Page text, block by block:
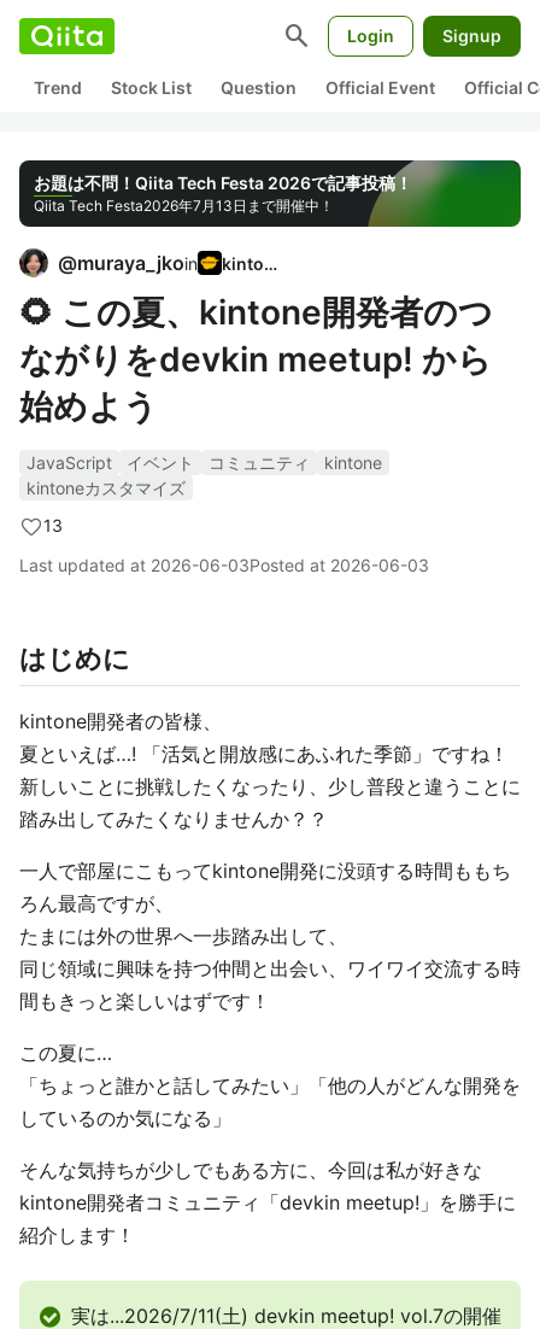
search Login Signup
Trend Stock List Question Official Event Official
お題は不問！Qiita Tech Festa 2026で記事投稿！
Qiita Tech Festa2026年7月13日まで開催中！
@muraya_jkoin kintone
🌻 この夏、kintone開発者のつ
ながりをdevkin meetup! から
始めよう
JavaScript イベント コミュニティ
kintone
kintoneカスタマイズ
13
Last updated at 2026-06-03Posted at 2026-06-03
はじめに
kintone開発者の皆様、
夏といえば…! 「活気と開放感にあふれた季節」ですね！
新しいことに挑戦したくなったり、少し普段と違うことに
踏み出してみたくなりませんか？？
一人で部屋にこもってkintone開発に没頭する時間ももち
ろん最高ですが、
たまには外の世界へ一歩踏み出して、
同じ領域に興味を持つ仲間と出会い、ワイワイ交流する時
間もきっと楽しいはずです！
この夏に…
「ちょっと誰かと話してみたい」「他の人がどんな開発を
しているのか気になる」
そんな気持ちが少しでもある方に、今回は私が好きな
kintone開発者コミュニティ「devkin meetup!」を勝手に
紹介します！
実は...2026/7/11(土) devkin meetup! vol.7の開催